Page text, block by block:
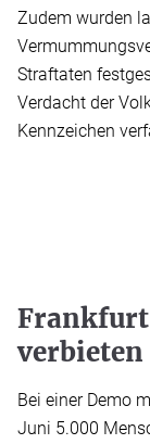
Zudem wurden
Straftaten
Verdacht der
Kennzeichen
verbieten
Bei einer Demo
Juni 5.000